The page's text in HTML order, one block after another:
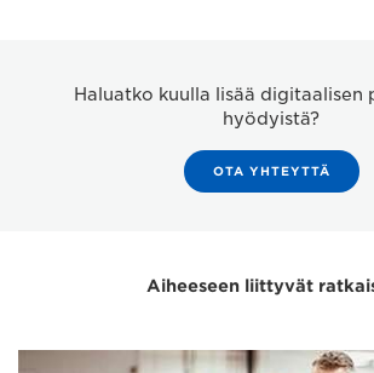
Haluatko kuulla lisää digitaalisen
hyödyistä?
OTA YHTEYTTÄ
Aiheeseen liittyvät